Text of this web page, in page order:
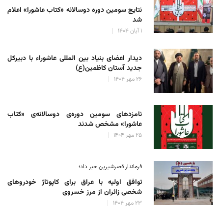
نتایج سومین دوره‌ دوسالانه‌ «کتاب عاشورا» اعلام
شد
۱ آبان ۱۴۰۴
دیدار اعضای بنیاد بین المللی عاشوراء با دبیرکل
جدید آستان کاظمین(ع)
۲۶ مهر ۱۴۰۴
نامزدهای سومین دوره‌ی دوسالانه‌ی «کتاب
عاشورا» مشخص شدند
۲۵ مهر ۱۴۰۴
فرماندار قصرشیرین خبر داد؛
توافق اولیه با عراق برای کاپوتاژ خودروهای
شخصی زائران از مرز خسروی
۲۳ مهر ۱۴۰۴